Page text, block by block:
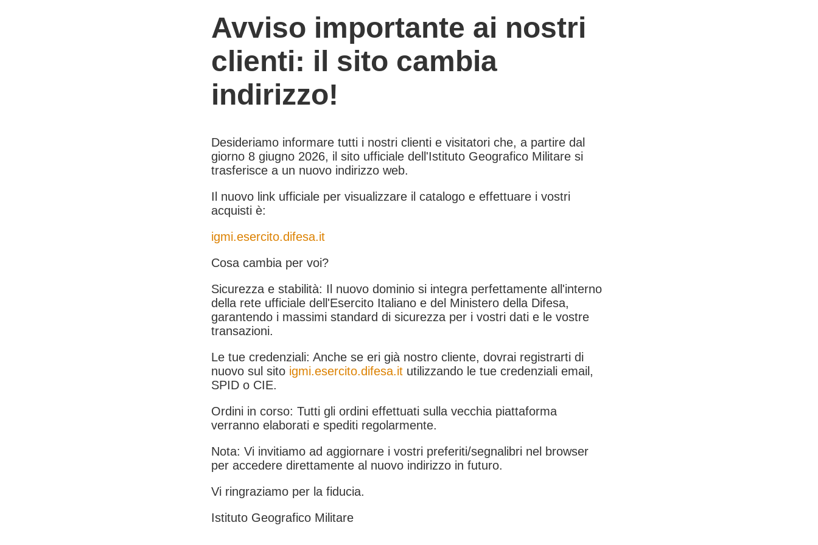
Avviso importante ai nostri
clienti: il sito cambia
indirizzo!
Desideriamo informare tutti i nostri clienti e visitatori che, a partire dal
giorno 8 giugno 2026, il sito ufficiale dell'Istituto Geografico Militare si
trasferisce a un nuovo indirizzo web.
Il nuovo link ufficiale per visualizzare il catalogo e effettuare i vostri
acquisti è:
igmi.esercito.difesa.it
Cosa cambia per voi?
Sicurezza e stabilità: Il nuovo dominio si integra perfettamente all'interno
della rete ufficiale dell'Esercito Italiano e del Ministero della Difesa,
garantendo i massimi standard di sicurezza per i vostri dati e le vostre
transazioni.
Le tue credenziali: Anche se eri già nostro cliente, dovrai registrarti di
nuovo sul sito igmi.esercito.difesa.it utilizzando le tue credenziali email,
SPID o CIE.
Ordini in corso: Tutti gli ordini effettuati sulla vecchia piattaforma
verranno elaborati e spediti regolarmente.
Nota: Vi invitiamo ad aggiornare i vostri preferiti/segnalibri nel browser
per accedere direttamente al nuovo indirizzo in futuro.
Vi ringraziamo per la fiducia.
Istituto Geografico Militare